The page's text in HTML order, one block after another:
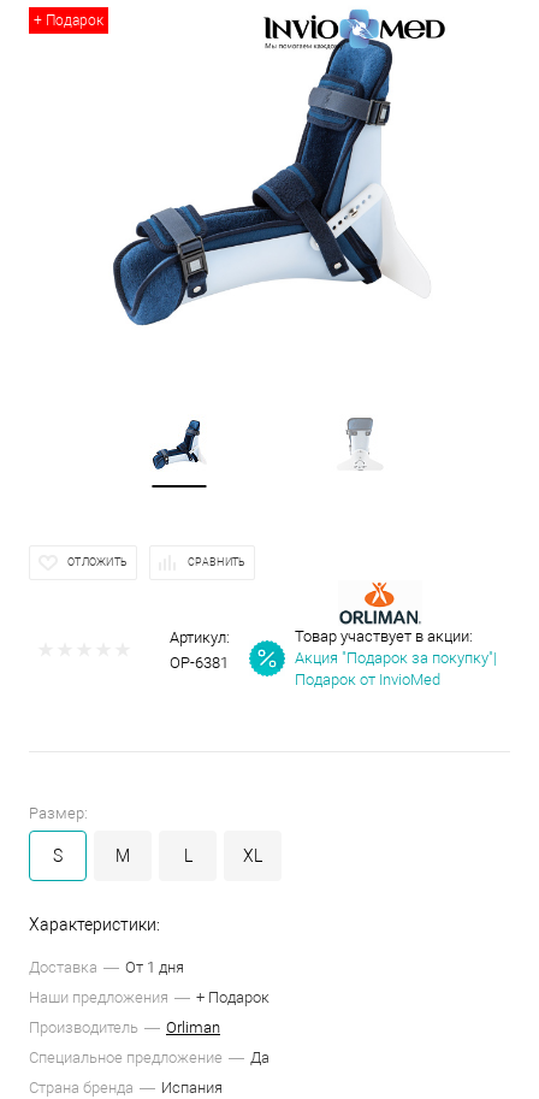
+ Подарок
ОТЛОЖИТЬ СРАВНИТЬ
Артикул:
ОР-6381
Товар участвует в акции:
Акция "Подарок за покупку"|
Подарок от InvioMed
Размер:
S M L XL
Характеристики:
Доставка
От 1 дня
Наши предложения
+ Подарок
Производитель
Orliman
Специальное предложение
Да
Страна бренда
Испания